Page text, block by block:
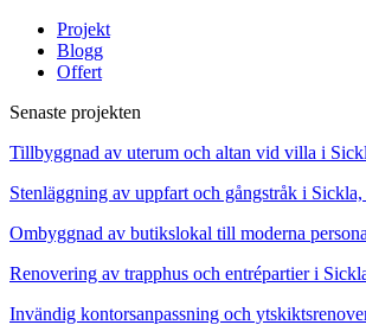
Projekt
Blogg
Offert
Senaste projekten
Tillbyggnad av uterum och altan vid villa i
Stenläggning av uppfart och gångstråk i
Ombyggnad av butikslokal till moderna
Renovering av trapphus och entrépartier i
Invändig kontorsanpassning och